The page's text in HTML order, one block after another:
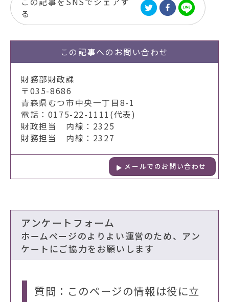
る
この記事への お問い合わせ
財務部財政課
〒035-8686
青森県むつ市中央一丁目8-1
電話：0175-22-1111(代表)
財政担当 内線：2325
財務担当 内線：2327
メールでのお問い合わせ
アンケートフォーム
ホームページのよりよい運営のため、アン
ケートにご協力をお願いします
質問：このページの情報は役に立